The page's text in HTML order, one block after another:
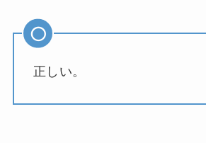
正しい。